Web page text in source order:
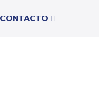
CONTACTO